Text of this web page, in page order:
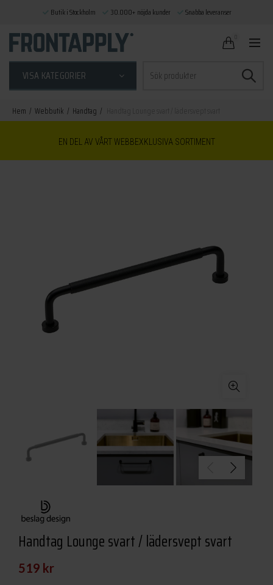
VISA KATEGORIER
efter:
Hem Webbutik Handtag
EN DEL AV VÅRT WEBBEXKLUSIVA SORTIMENT
Handtag Lounge svart / lädersvept svart
519 kr
Butik i Stockholm 30.000+ nöjda kunder Snabba leveranser